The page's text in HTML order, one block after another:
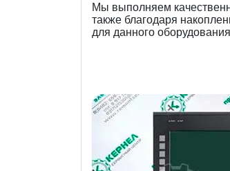
Мы выполняем
также благодаря
для данного